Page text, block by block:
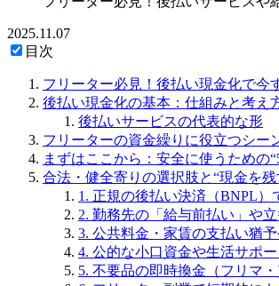
2025.11.07
目次
フリーター必見！後払い現金化で今
後払い現金化の基本：仕組みと考え
後払いサービスの代表的な形
フリーターの資金繰りに役立つシー
まずはここから：安全に使うための
合法・健全寄りの選択肢と“現金を
1. 正規の後払い決済（BNPL）
2. 勤務先の「給与前払い」や
3. 公共料金・家賃の支払い猶
4. 公的な小口資金や生活サポ
5. 不要品の即時換金（フリマ・